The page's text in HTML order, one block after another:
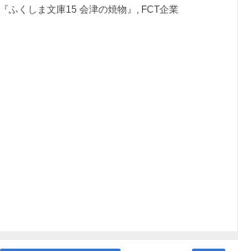
しま文庫15 会津の焼物』, FCT企業